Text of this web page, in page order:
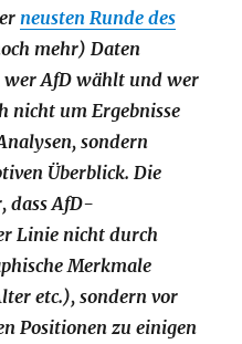
neusten Runde des
mehr) Daten
AfD wählt und wer
nicht um Ergebnisse
sondern
Überblick. Die
dass AfD-
Linie nicht durch
Merkmale
etc.), sondern vor
Positionen zu einigen